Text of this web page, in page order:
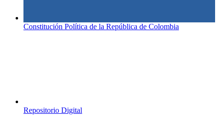
Constitución Política de la República de Colombia
Repositorio Digital